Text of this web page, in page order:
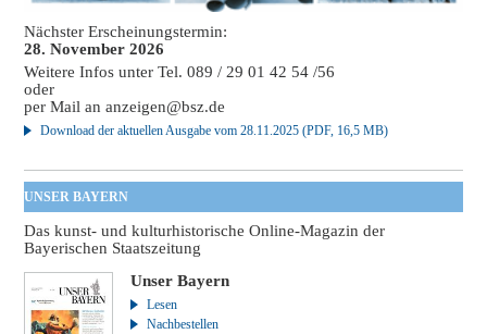
Nächster Erscheinungstermin:
28. November 2026
Weitere Infos unter Tel. 089 / 29 01 42 54 /56
oder
per Mail ananzeigen@bsz.de
Download der aktuellen Ausgabe vom 28.11.2025 (PDF, 16,5 MB)
UNSER BAYERN
Das kunst- und kulturhistorische Online-Magazin der
Bayerischen Staatszeitung
Unser Bayern
Lesen
Nachbestellen